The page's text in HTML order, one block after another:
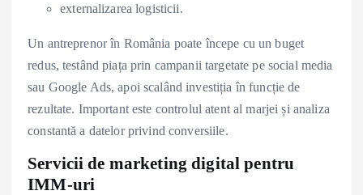
externalizarea logisticii.
Un antreprenor în România poate începe cu un buget
redus, testând piața prin campanii targetate pe social media
sau Google Ads, apoi scalând investiția în funcție de
rezultate. Important este controlul atent al marjei și analiza
constantă a datelor privind conversiile.
Servicii de marketing digital pentru
IMM-uri